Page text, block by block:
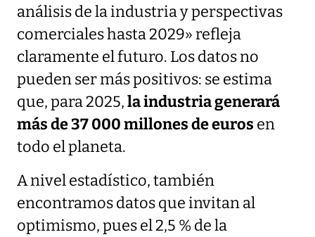
análisis de la industria y perspectivas
comerciales hasta 2029» refleja
claramente el futuro. Los datos no
pueden ser más positivos: se estima
que, para 2025,la industria generará
más de 37 000 millones de euros en
todo el planeta.
A nivel estadístico, también
encontramos datos que invitan al
optimismo, pues el 2,5 % de la